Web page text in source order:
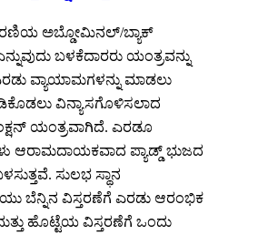
ಅಬ್ಡೋಮಿನಲ್/ಬ್ಯಾಕ್
ಬಳಕೆದಾರರು ಯಂತ್ರವನ್ನು
ವ್ಯಾಯಾಮಗಳನ್ನು ಮಾಡಲು
ವಿನ್ಯಾಸಗೊಳಿಸಲಾದ
ಯಂತ್ರವಾಗಿದೆ. ಎರಡೂ
ಆರಾಮದಾಯಕವಾದ ಪ್ಯಾಡ್ಡ್ ಭುಜದ
ಸುಲಭ ಸ್ಥಾನ
ಬೆನ್ನಿನ ವಿಸ್ತರಣೆಗೆ ಎರಡು ಆರಂಭಿಕ
ಮತ್ತು ಹೊಟ್ಟೆಯ ವಿಸ್ತರಣೆಗೆ ಒಂದು